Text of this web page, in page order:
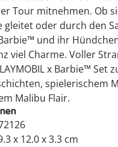
Tour mitnehmen. Ob
oder durch den
und ihr
viel Charme. Voller
x Barbie™ Set
spielerischem
Malibu Flair.
x 12.0 x 3.3 cm